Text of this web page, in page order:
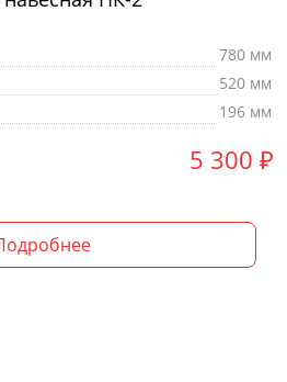
780 мм
520 мм
196 мм
5 300 ₽